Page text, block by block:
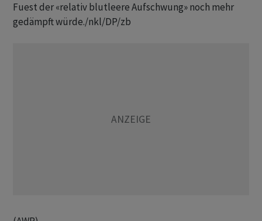
Fuest der «relativ blutleere Aufschwung» noch mehr
gedämpft würde./nkl/DP/zb